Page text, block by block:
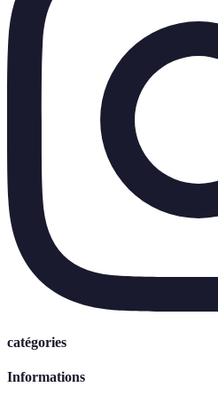
catégories
Informations